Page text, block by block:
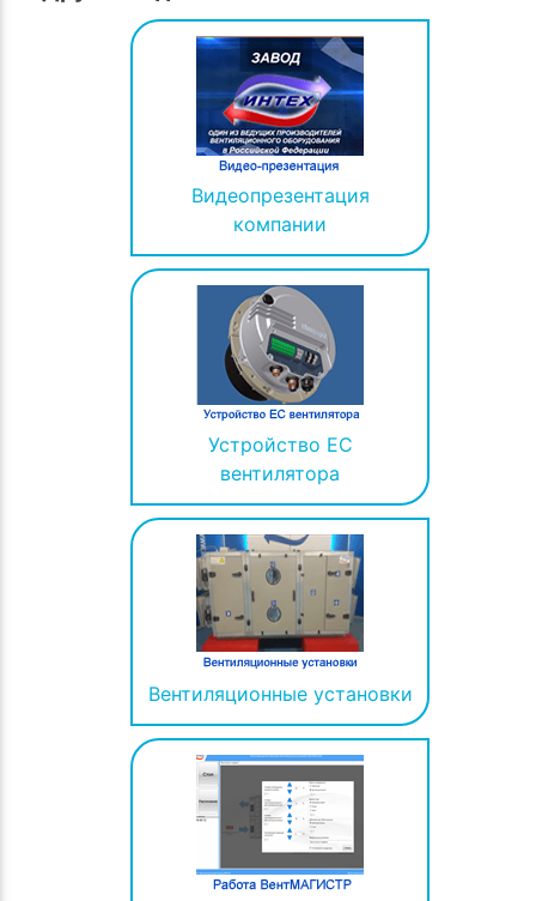
Видеопрезентация
компании
Устройство ЕС
вентилятора
Вентиляционные установки